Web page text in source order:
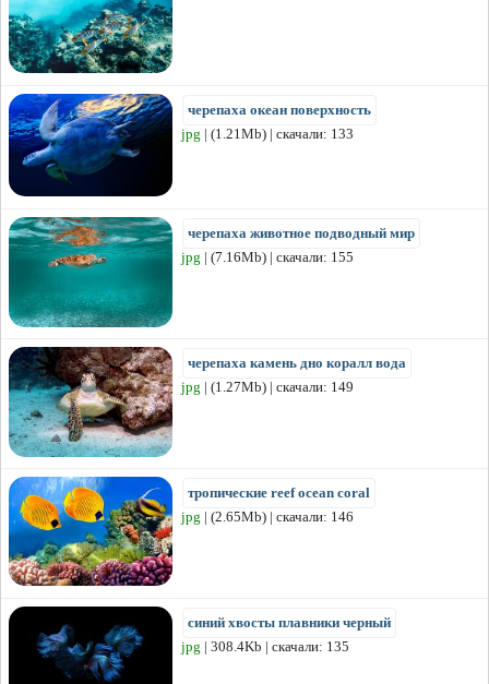
черепаха океан поверхность
jpg | (1.21Mb) | скачали: 133
черепаха животное подводный мир
jpg | (7.16Mb) | скачали: 155
черепаха камень дно коралл вода
jpg | (1.27Mb) | скачали: 149
тропические reef ocean coral
jpg | (2.65Mb) | скачали: 146
синий хвосты плавники черный
jpg | 308.4Kb | скачали: 135